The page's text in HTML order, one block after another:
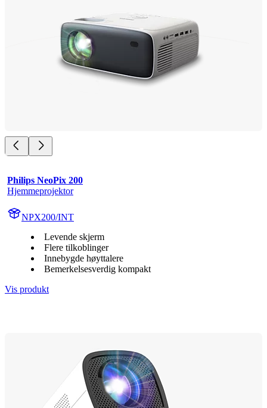
Philips NeoPix 200
Hjemmeprojektor
NPX200/INT
Levende skjerm
Flere tilkoblinger
Innebygde høyttalere
Bemerkelsesverdig kompakt
Vis produkt